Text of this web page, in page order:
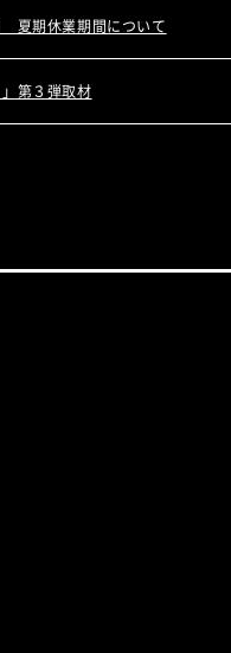
期休業期間について
第３弾取材